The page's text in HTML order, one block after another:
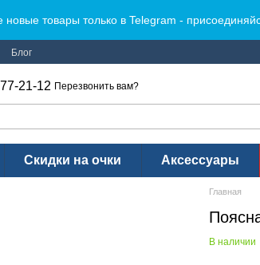
новые товары только в Telegram -
Блог
21-12 Перезвонить вам?
Скидки на очки Аксессуары
Главная
В наличии